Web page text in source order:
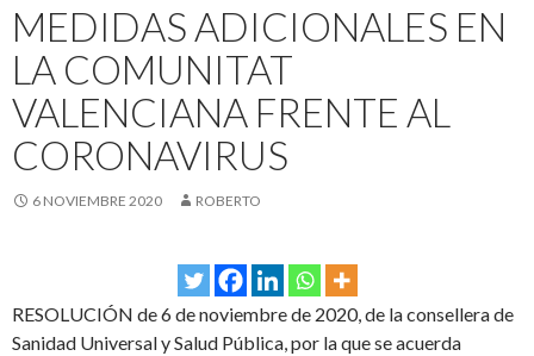
MEDIDAS ADICIONALES EN
LA COMUNITAT
VALENCIANA FRENTE AL
CORONAVIRUS
6 NOVIEMBRE 2020 ROBERTO
RESOLUCIÓN de 6 de noviembre de 2020, de la consellera de
Sanidad Universal y Salud Pública, por la que se acuerda